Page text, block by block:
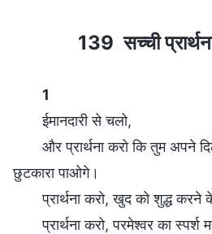
139 सच्ची
1
ईमानदारी से चलो,
और प्रार्थना करो कि तुम अपने
छुटकारा पाओगे।
प्रार्थना करो, खुद को शुद्ध करने
प्रार्थना करो, परमेश्वर का